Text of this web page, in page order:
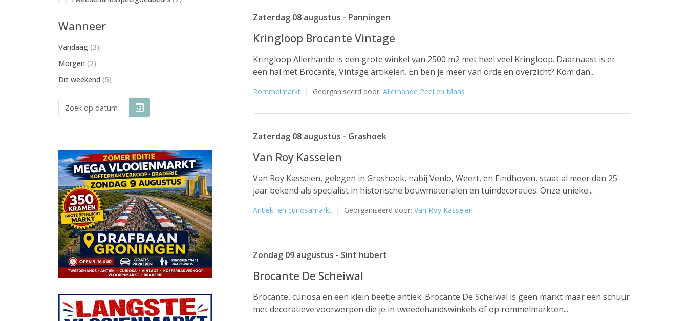
Wanneer
Vandaag (3)
Morgen (2)
Dit weekend (5)
Zaterdag 08 augustus - Panningen
Kringloop Brocante Vintage
Kringloop Allerhande is een grote winkel van 2500 m2 met heel veel Kringloop. Daarnaast is er
een hal.met Brocante, Vintage artikelen. En ben je meer van orde en overzicht? Kom dan...
Rommelmarkt | Georganiseerd door: Allerhande Peel en Maas
Zaterdag 08 augustus - Grashoek
Van Roy Kasseien
Van Roy Kasseien, gelegen in Grashoek, nabij Venlo, Weert, en Eindhoven, staat al meer dan 25
jaar bekend als specialist in historische bouwmaterialen en tuindecoraties. Onze unieke...
Antiek- en curiosamarkt | Georganiseerd door: Van Roy Kasseien
Zondag 09 augustus - Sint hubert
Brocante De Scheiwal
Brocante, curiosa en een klein beetje antiek. Brocante De Scheiwal is geen markt maar een schuur
met decoratieve voorwerpen die je in tweedehandswinkels of op rommelmarkten...